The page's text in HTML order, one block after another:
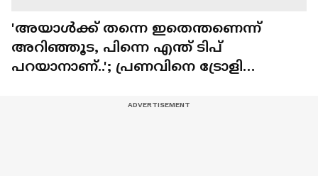
'അയാള്‍ക്ക് തന്നെ ഇതെന്തണെന്ന്
അറിഞ്ഞൂട, പിന്നെ എന്ത് ടിപ്
പറയാനാണ്..'; പ്രണവിനെ ട്രോളി